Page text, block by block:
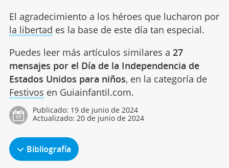
El agradecimiento a los héroes que lucharon por
la libertad es la base de este día tan especial.
Puedes leer más artículos similares a 27
mensajes por el Día de la Independencia de
Estados Unidos para niños, en la categoría de
Festivos en Guiainfantil.com.
Publicado: 19 de junio de 2024
Actualizado: 20 de junio de 2024
Bibliografía